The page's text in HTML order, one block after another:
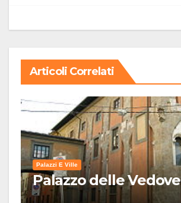
Articoli Correlati
Palazzi E Ville
Palazzo delle Vedove